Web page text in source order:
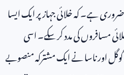
ہے۔ کہ خلائی جہاز پر ایک ایسا
مسافروں کی مدد کر سکے۔ اسی
اور ناسا نے ایک مشترکہ منصوبے